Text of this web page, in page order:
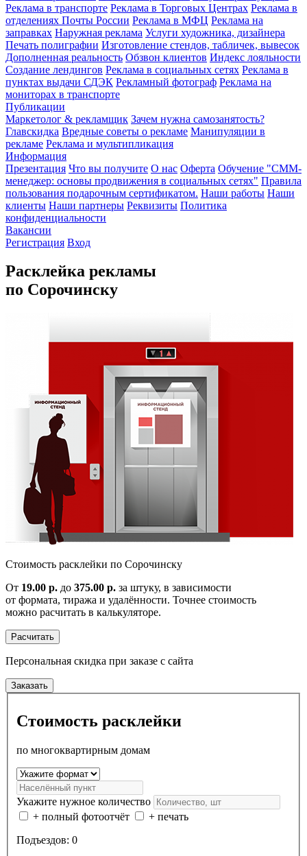
Реклама в транспорте Реклама в Торговых Центрах Реклама в
отделениях Почты России Реклама в МФЦ Реклама на
заправках Наружная реклама Услуги художника, дизайнера
Печать полиграфии Изготовление стендов, табличек, вывесок
Дополненная реальность Обзвон клиентов Индекс лояльности
Создание лендингов Реклама в социальных сетях Реклама в
пунктах выдачи СДЭК Рекламный фотограф Реклама на
мониторах в транспорте
Публикации
Маркетолог & рекламщик Зачем нужна самозанятость?
Главскидка Вредные советы о рекламе Манипуляции в
рекламе Реклама и мультипликация
Информация
Презентация Что вы получите О нас Оферта Обучение "СМM-
менеджер: основы продвижения в социальных сетях" Правила
пользования подарочным сертификатом. Наши работы Наши
клиенты Наши партнеры Реквизиты Политика
конфиденциальности
Вакансии
Регистрация Вход
Расклейка рекламы
по Сорочинску
Cтоимость расклейки по Сорочинску
От 19.00 р. до 375.00 р. за штуку, в зависимости
от формата, тиража и удалённости. Точнее стоимость
можно расчитать в калькуляторе.
Расчитать
Персональная скидка при заказе с сайта
Заказать
Стоимость расклейки
по многоквартирным домам
Укажите нужное количество
+ полный фотоотчёт
+ печать
Подъездов: 0